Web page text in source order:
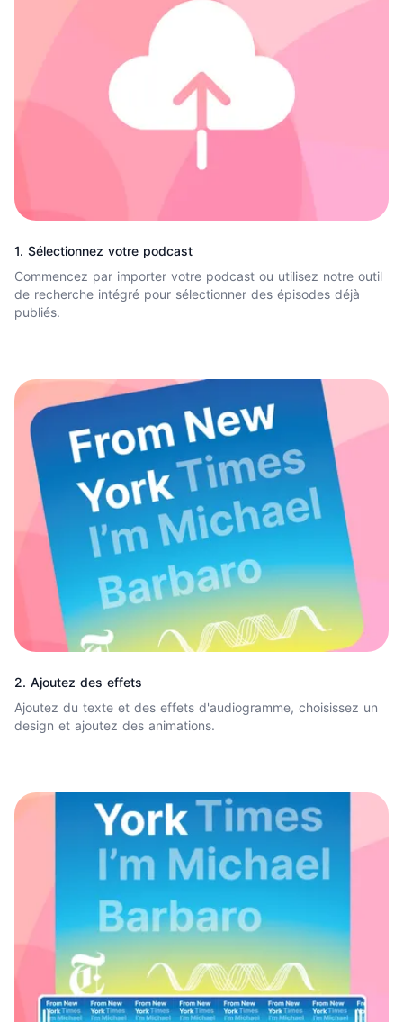
1. Sélectionnez votre podcast
Commencez par importer votre podcast ou utilisez notre outil
de recherche intégré pour sélectionner des épisodes déjà
publiés.
2. Ajoutez des effets
Ajoutez du texte et des effets d'audiogramme, choisissez un
design et ajoutez des animations.